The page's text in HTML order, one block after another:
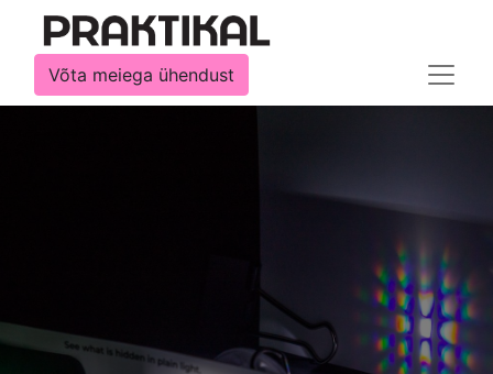
Võta meiega ühendust